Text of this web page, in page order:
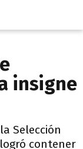
insigne
Selección
contener